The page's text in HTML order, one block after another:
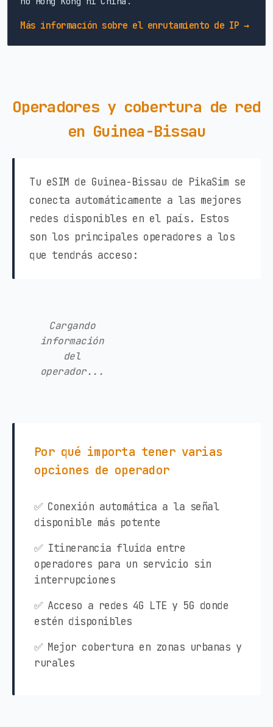
Más información sobre el enrutamiento de IP →
Operadores y cobertura de red
en Guinea-Bissau
Tu eSIM de Guinea-Bissau de PikaSim se
conecta automáticamente a las mejores
redes disponibles en el país. Estos
son los principales operadores a los
que tendrás acceso:
Cargando
información
del
operador...
Por qué importa tener varias
opciones de operador
✅ Conexión automática a la señal
disponible más potente
✅ Itinerancia fluida entre
operadores para un servicio sin
interrupciones
✅ Acceso a redes 4G LTE y 5G donde
estén disponibles
✅ Mejor cobertura en zonas urbanas y
rurales